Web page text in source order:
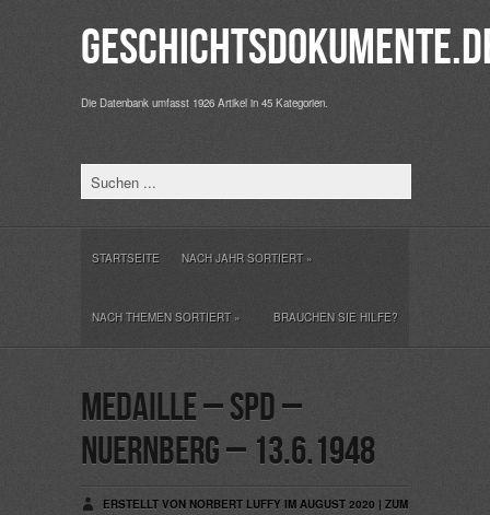
Die Datenbank umfasst 1926 Artikel in 45 Kategorien.
STARTSEITE NACH JAHR SORTIERT»
NACH THEMEN SORTIERT» BRAUCHEN SIE HILFE?
Medaille – SPD –
Nuernberg – 13.6.1948
ERSTELLT VON NORBERT LUFFY IM AUGUST 2020 | ZUM